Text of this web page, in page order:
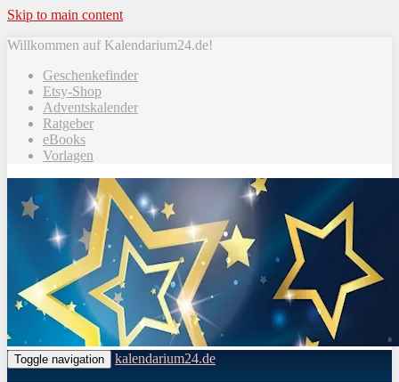
Skip to main content
Willkommen auf Kalendarium24.de!
Geschenkefinder
Etsy-Shop
Adventskalender
Ratgeber
eBooks
Vorlagen
Toggle navigation kalendarium24.de